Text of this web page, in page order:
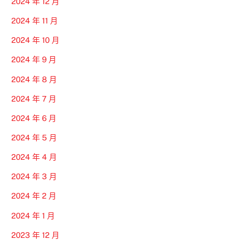
2024 年 11 月
2024 年 10 月
2024 年 9 月
2024 年 8 月
2024 年 7 月
2024 年 6 月
2024 年 5 月
2024 年 4 月
2024 年 3 月
2024 年 2 月
2024 年 1 月
2023 年 12 月